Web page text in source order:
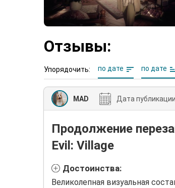
Отзывы:
Упорядочить: по дате по дате
MAD Дата
Продолжение
Evil: Village
Достоинства:
Великолепная визуальная